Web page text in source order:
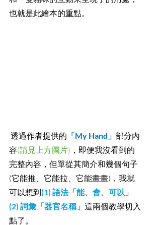
也就是此繪本的重點。
透過作者提供的 「My Hand」 部分內
容(請見上方圖片) ，即便我沒看到的
完整內容，但單從其簡介和幾個句子
(它能推、它能拉、它能畫畫)，我就
可以想到(1) 語法「能、會、可以」
(2) 詞彙「器官名稱」 這兩個教學切入
點了。